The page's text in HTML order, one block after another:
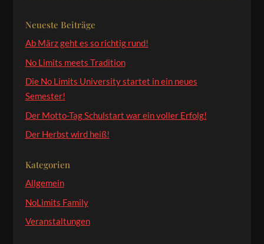
Neueste Beiträge
Ab März geht es so richtig rund!
No Limits meets Tradition
Die No Limits University startet in ein neues
Semester!
Der Motto-Tag Schulstart war ein voller Erfolg!
Der Herbst wird heiß!
Kategorien
Allgemein
NoLimits Family
Veranstaltungen